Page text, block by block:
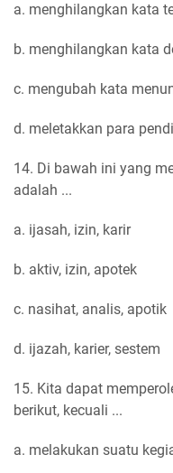
a. menghilangkan kata
b. menghilangkan kata
c. mengubah kata
d. meletakkan para
14. Di bawah ini yang
adalah ...
a. ijasah, izin, karir
b. aktiv, izin, apotek
c. nasihat, analis, apotik
d. ijazah, karier, sestem
15. Kita dapat
berikut, kecuali ...
a. melakukan suatu